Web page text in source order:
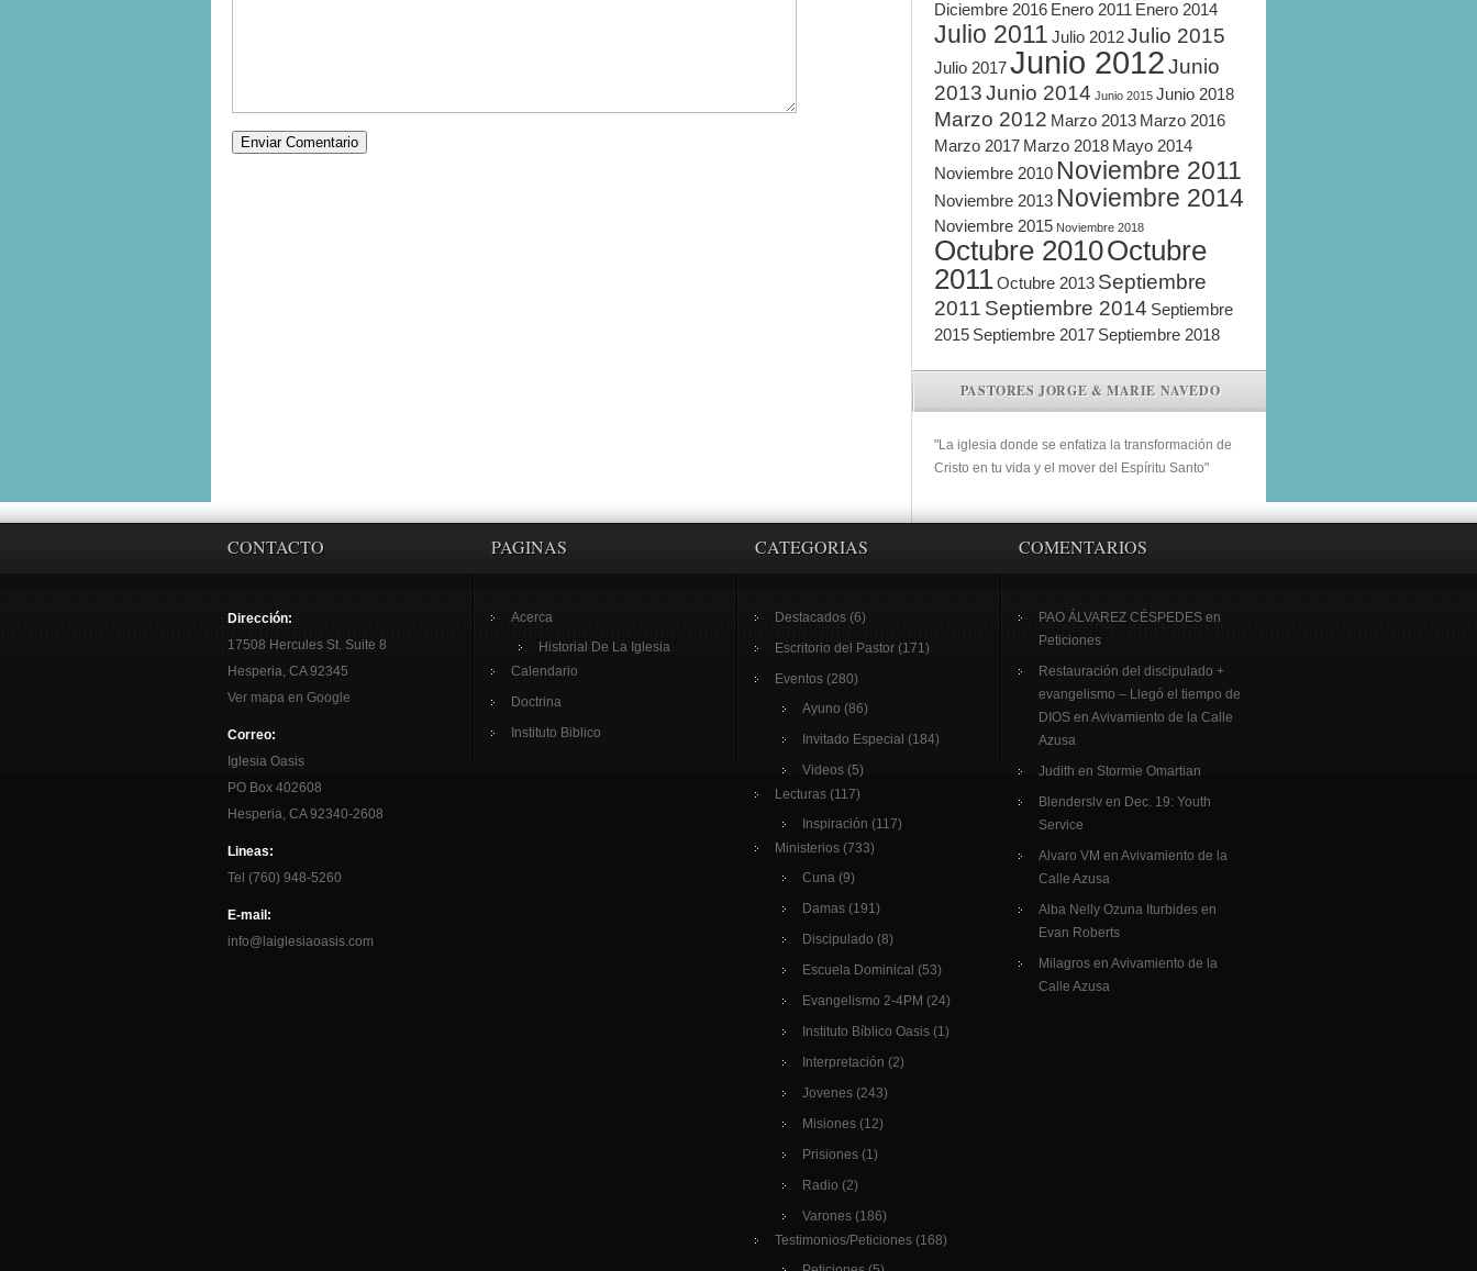
Diciembre 2016 Enero 2011 Enero 2014
Julio 2011 Julio 2012Julio 2015
Julio 2017Junio 2012Junio
2013Junio 2014 Junio 2015 Junio 2018
Marzo 2012 Marzo 2013 Marzo 2016
Marzo 2017 Marzo 2018 Mayo 2014
Noviembre 2010 Noviembre 2011
Noviembre 2013 Noviembre 2014
Noviembre 2015 Noviembre 2018
Octubre 2010Octubre
2011Octubre 2013 Septiembre
2011 Septiembre 2014 Septiembre
2015 Septiembre 2017 Septiembre 2018
PASTORES JORGE & MARIE NAVEDO
"La iglesia donde se enfatiza la transformación de
Cristo en tu vida y el mover del Espíritu Santo"
CONTACTO
Dirección:
17508 Hercules St. Suite 8
Hesperia, CA 92345
Ver mapa en Google
Correo:
Iglesia Oasis
PO Box 402608
Hesperia, CA 92340-2608
Lineas:
Tel (760) 948-5260
E-mail:
info@laiglesiaoasis.com
PAGINAS
Acerca
Historial De La Iglesia
Calendario
Doctrina
Instituto Biblico
CATEGORIAS
Destacados (6)
Escritorio del Pastor (171)
Eventos (280)
Ayuno (86)
Invitado Especial (184)
Videos (5)
Lecturas (117)
Inspiración (117)
Ministerios (733)
Cuna (9)
Damas (191)
Discipulado (8)
Escuela Dominical (53)
Evangelismo 2-4PM (24)
Instituto Bíblico Oasis (1)
Interpretación (2)
Jovenes (243)
Misiones (12)
Prisiones (1)
Radio (2)
Varones (186)
Testimonios/Peticiones (168)
COMENTARIOS
PAO ÁLVAREZ CÉSPEDES en
Peticiones
Restauración del discipulado +
evangelismo – Llegó el tiempo de
DIOS en Avivamiento de la Calle
Azusa
Judith en Stormie Omartian
Blenderslv en Dec. 19: Youth
Service
Alvaro VM en Avivamiento de la
Calle Azusa
Alba Nelly Ozuna Iturbides en
Evan Roberts
Milagros en Avivamiento de la
Calle Azusa